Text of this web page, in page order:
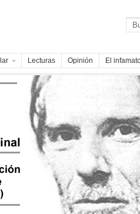
Lecturas Opinión El